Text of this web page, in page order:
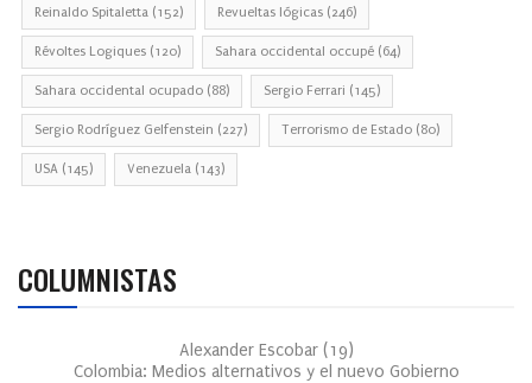
Reinaldo Spitaletta (152) Revueltas lógicas (246)
Révoltes Logiques (120) Sahara occidental occupé (64)
Sahara occidental ocupado (88) Sergio Ferrari (145)
Sergio Rodríguez Gelfenstein (227) Terrorismo de Estado (80)
USA (145) Venezuela (143)
COLUMNISTAS
Alexander Escobar (19)
Colombia: Medios alternativos y el nuevo Gobierno